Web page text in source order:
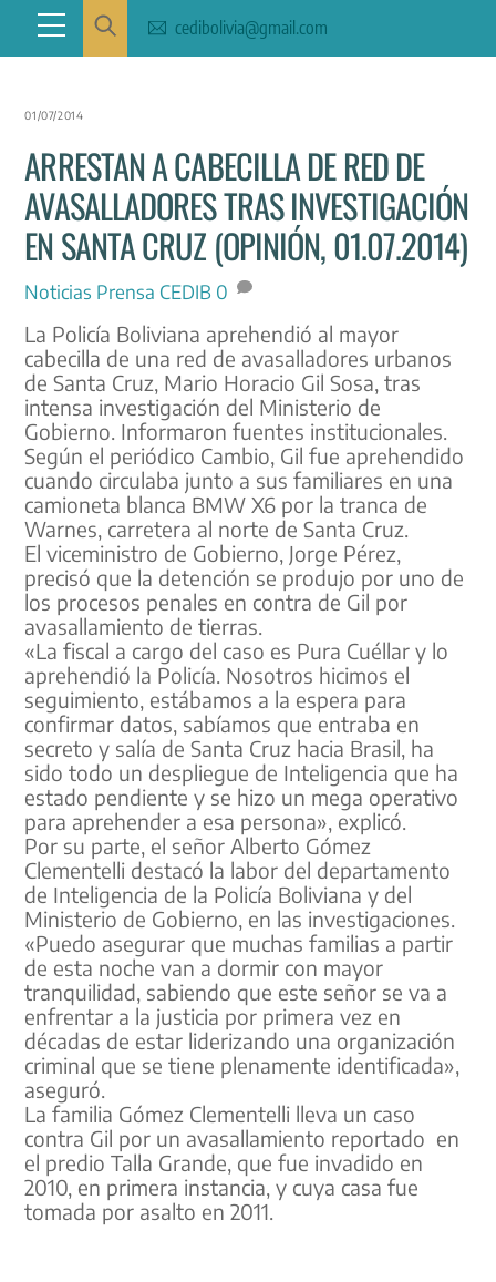
content
Menu cedibolivia@gmail.com
01/07/2014
ARRESTAN A CABECILLA DE RED DE
AVASALLADORES TRAS INVESTIGACIÓN
EN SANTA CRUZ (OPINIÓN, 01.07.2014)
Noticias Prensa CEDIB 0
La Policía Boliviana aprehendió al mayor
cabecilla de una red de avasalladores urbanos
de Santa Cruz, Mario Horacio Gil Sosa, tras
intensa investigación del Ministerio de
Gobierno. Informaron fuentes institucionales.
Según el periódico Cambio, Gil fue aprehendido
cuando circulaba junto a sus familiares en una
camioneta blanca BMW X6 por la tranca de
Warnes, carretera al norte de Santa Cruz.
El viceministro de Gobierno, Jorge Pérez,
precisó que la detención se produjo por uno de
los procesos penales en contra de Gil por
avasallamiento de tierras.
«La fiscal a cargo del caso es Pura Cuéllar y lo
aprehendió la Policía. Nosotros hicimos el
seguimiento, estábamos a la espera para
confirmar datos, sabíamos que entraba en
secreto y salía de Santa Cruz hacia Brasil, ha
sido todo un despliegue de Inteligencia que ha
estado pendiente y se hizo un mega operativo
para aprehender a esa persona», explicó.
Por su parte, el señor Alberto Gómez
Clementelli destacó la labor del departamento
de Inteligencia de la Policía Boliviana y del
Ministerio de Gobierno, en las investigaciones.
«Puedo asegurar que muchas familias a partir
de esta noche van a dormir con mayor
tranquilidad, sabiendo que este señor se va a
enfrentar a la justicia por primera vez en
décadas de estar liderizando una organización
criminal que se tiene plenamente identificada»,
aseguró.
La familia Gómez Clementelli lleva un caso
contra Gil por un avasallamiento reportado en
el predio Talla Grande, que fue invadido en
2010, en primera instancia, y cuya casa fue
tomada por asalto en 2011.